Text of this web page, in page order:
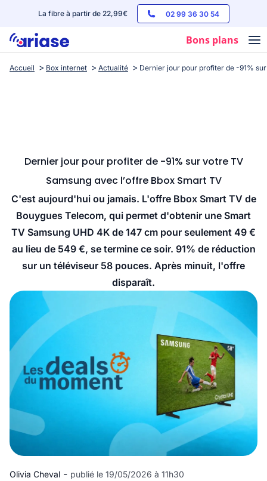
La fibre à partir de 22,99€ 02 99 36 30 54
Bons plans
Box internet
Streaming
Accueil Box internet Actualité Dernier jour pour profiter de -91%
Dernier jour pour profiter de -91% sur votre TV
Samsung avec l’offre Bbox Smart TV
C'est aujourd'hui ou jamais. L'offre Bbox Smart TV de
Bouygues Telecom, qui permet d'obtenir une Smart
TV Samsung UHD 4K de 147 cm pour seulement 49 €
au lieu de 549 €, se termine ce soir. 91% de réduction
sur un téléviseur 58 pouces. Après minuit, l'offre
disparaît.
Olivia Cheval - publié le 19/05/2026 à 11h30